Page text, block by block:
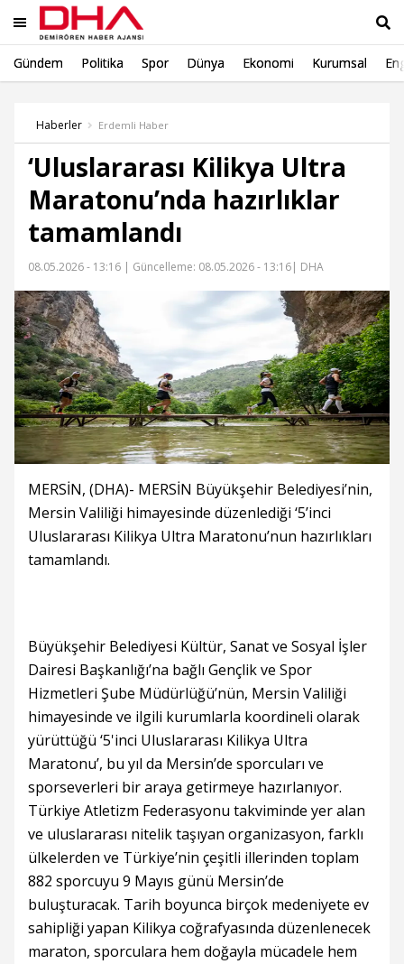
Gündem Politika Spor Dünya Ekonomi Kurumsal
Haberler Erdemli Haber
‘Uluslararası Kilikya Ultra
Maratonu’nda hazırlıklar
tamamlandı
08.05.2026 - 13:16 | Güncelleme: 08.05.2026 - 13:16| DHA
MERSİN, (DHA)- MERSİN Büyükşehir Belediyesi’nin,
Mersin Valiliği himayesinde düzenlediği ‘5’inci
Uluslararası Kilikya Ultra Maratonu’nun hazırlıkları
tamamlandı.
Büyükşehir Belediyesi Kültür, Sanat ve Sosyal İşler
Dairesi Başkanlığı’na bağlı Gençlik ve Spor
Hizmetleri Şube Müdürlüğü’nün, Mersin Valiliği
himayesinde ve ilgili kurumlarla koordineli olarak
yürüttüğü ‘5'inci Uluslararası Kilikya Ultra
Maratonu’, bu yıl da Mersin’de sporcuları ve
sporseverleri bir araya getirmeye hazırlanıyor.
Türkiye Atletizm Federasyonu takviminde yer alan
ve uluslararası nitelik taşıyan organizasyon, farklı
ülkelerden ve Türkiye’nin çeşitli illerinden toplam
882 sporcuyu 9 Mayıs günü Mersin’de
buluşturacak. Tarih boyunca birçok medeniyete ev
sahipliği yapan Kilikya coğrafyasında düzenlenecek
maraton, sporculara hem doğayla mücadele hem